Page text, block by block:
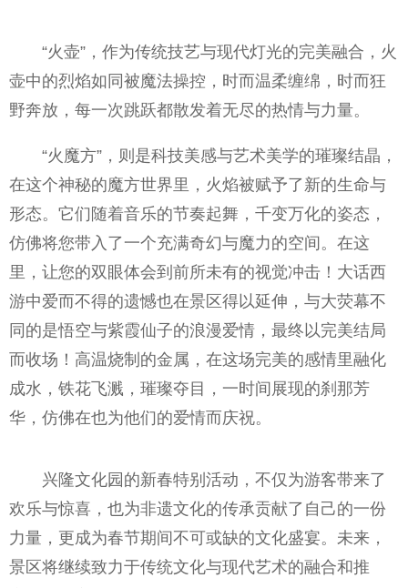
“火壶”，作为传统技艺与现代灯光的完美融合，火
壶中的烈焰如同被魔法操控，时而温柔缠绵，时而狂
野奔放，每一次跳跃都散发着无尽的热情与力量。
“火魔方”，则是科技美感与艺术美学的璀璨结晶，
在这个神秘的魔方世界里，火焰被赋予了新的生命与
形态。它们随着音乐的节奏起舞，千变万化的姿态，
仿佛将您带入了一个充满奇幻与魔力的空间。在这
里，让您的双眼体会到前所未有的视觉冲击！大话西
游中爱而不得的遗憾也在景区得以延伸，与大荧幕不
同的是悟空与紫霞仙子的浪漫爱情，最终以完美结局
而收场！高温烧制的金属，在这场完美的感情里融化
成水，铁花飞溅，璀璨夺目，一时间展现的刹那芳
华，仿佛在也为他们的爱情而庆祝。
兴隆文化园的新春特别活动，不仅为游客带来了
欢乐与惊喜，也为非遗文化的传承贡献了自己的一份
力量，更成为春节期间不可或缺的文化盛宴。未来，
景区将继续致力于传统文化与现代艺术的融合和推